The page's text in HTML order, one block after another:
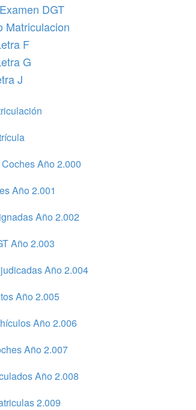
DGT
Matriculacion
F
G
J
Año 2.000
Año 2.001
Año 2.002
Año 2.003
Año 2.004
Año 2.005
Año 2.006
Año 2.007
Año 2.008
2.009